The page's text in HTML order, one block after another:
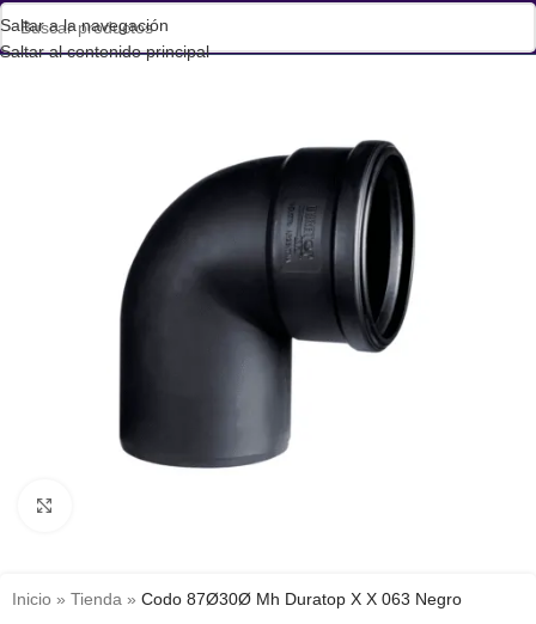
Saltar a la navegación
Saltar al contenido principal
Inicio » Tienda » Codo 87Ø30Ø Mh Duratop X X 063 Negro